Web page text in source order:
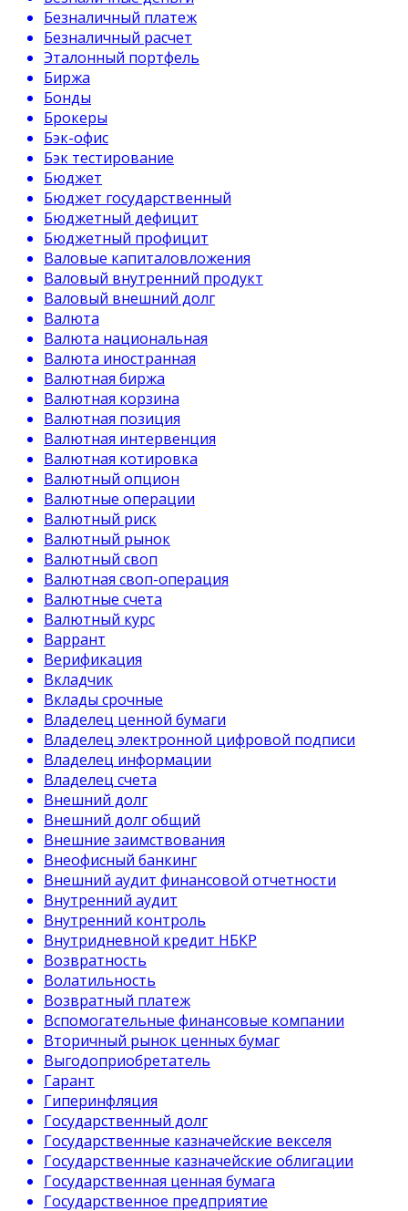
Безналичный платеж
Безналичный расчет
Эталонный портфель
Биржа
Бонды
Брокеры
Бэк-офис
Бэк тестирование
Бюджет
Бюджет государственный
Бюджетный дефицит
Бюджетный профицит
Валовые капиталовложения
Валовый внутренний продукт
Валовый внешний долг
Валюта
Валюта национальная
Валюта иностранная
Валютная биржа
Валютная корзина
Валютная позиция
Валютная интервенция
Валютная котировка
Валютный опцион
Валютные операции
Валютный риск
Валютный рынок
Валютный своп
Валютная своп-операция
Валютные счета
Валютный курс
Варрант
Верификация
Вкладчик
Вклады срочные
Владелец ценной бумаги
Владелец электронной цифровой подписи
Владелец информации
Владелец счета
Внешний долг
Внешний долг общий
Внешние заимствования
Внеофисный банкинг
Внешний аудит финансовой отчетности
Внутренний аудит
Внутренний контроль
Внутридневной кредит НБКР
Возвратность
Волатильность
Возвратный платеж
Вспомогательные финансовые компании
Вторичный рынок ценных бумаг
Выгодоприобретатель
Гарант
Гиперинфляция
Государственный долг
Государственные казначейские векселя
Государственные казначейские облигации
Государственная ценная бумага
Государственное предприятие